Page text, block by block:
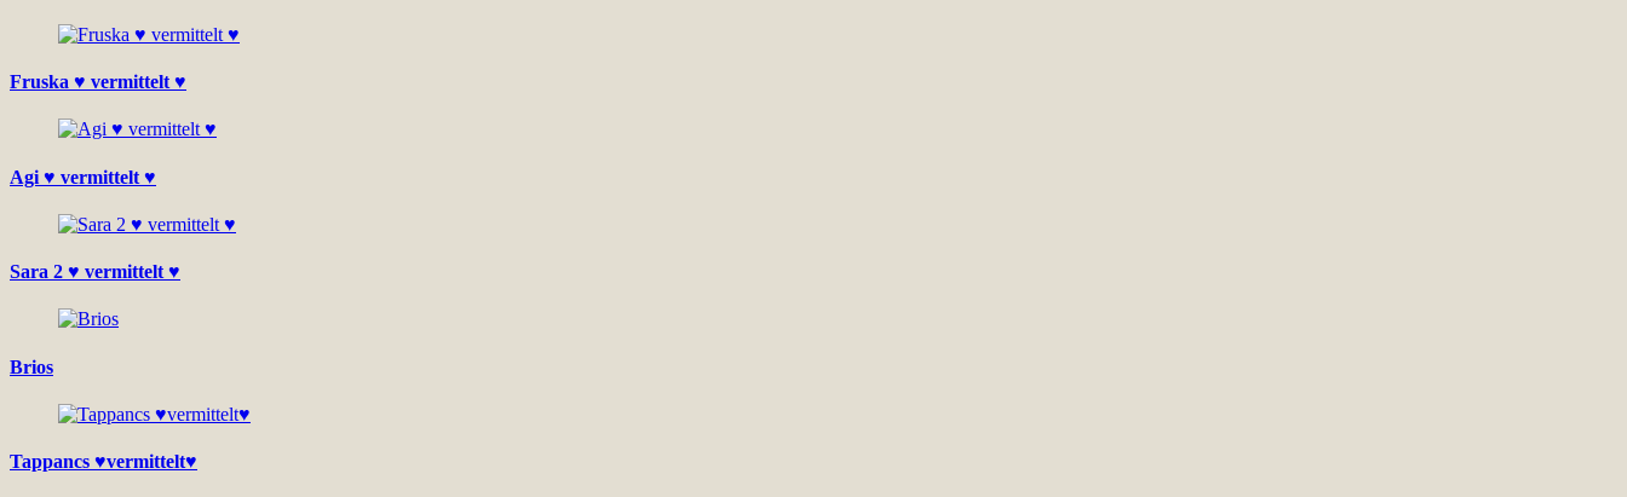
Fruska ♥ vermittelt ♥
Agi ♥ vermittelt ♥
Sara 2 ♥ vermittelt ♥
Brios
Tappancs ♥vermittelt♥